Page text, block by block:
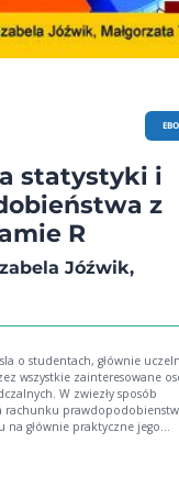
statystyki i
z
R
Jóźwik,
o studentach, głównie
wszystkie zainteresowane
W zwiezły sposób
rachunku
głównie praktyczne jego